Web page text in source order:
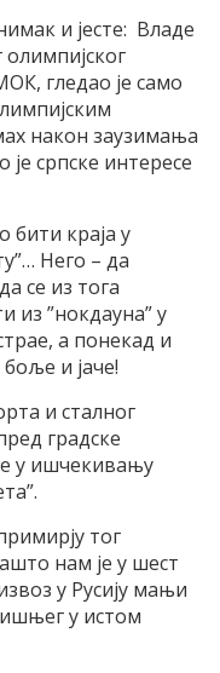
и јесте: Владе
гледао је само
након заузимања
српске интересе
бити краја у
Него – да
се из тога
из ”нокдауна” у
а понекад и
и јаче!
и сталног
градске
у ишчекивању
тог
нам је у шест
у Русију мањи
у истом